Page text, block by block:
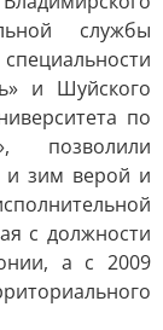
службы
и Шуйского
по
позволили
и зим верой и
с должности
а с 2009